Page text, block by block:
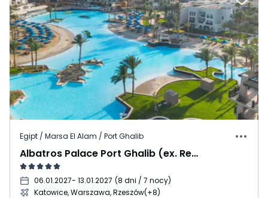
Egipt / Marsa El Alam / Port Ghalib
Albatros Palace Port Ghalib (ex. Red Sea The Palace)
06.01.2027- 13.01.2027 (8 dni / 7 nocy)
Katowice, Warszawa, Rzeszów(+8)